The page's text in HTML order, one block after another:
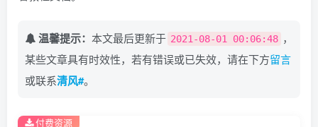
温馨提示： 本文最后更新于 2021-08-01 00:06:48 ，
某些文章具有时效性，若有错误或已失效，请在下方留言
或联系清风#。
付费资源